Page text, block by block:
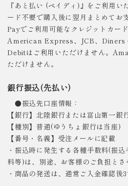
『あと払い (ペイディ)』をご利用い
ード不要で購入後に翌月まとめて
Payでご利用可能なクレジットカー
American Express、JCB、Diners
Debitはご利用いただけません。
ただけません。
銀行振込(先払い)
●振込先口座情報：
【銀行】北陸銀行または富山第一銀
【種別】普通(ゆうちょ銀行は当座)
【番号・名義】受注メールに記載
・振込時に発生する各種手数料(振
料等)は、別途、お客様のご負担とさ
・商品の発送は、通常ご入金確認後